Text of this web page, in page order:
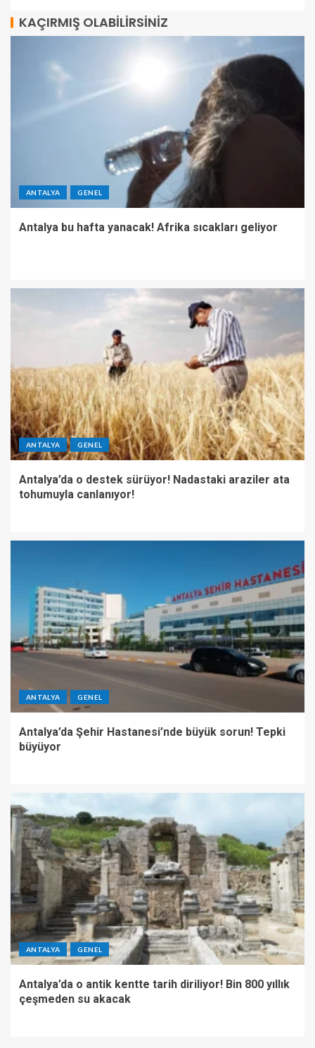
KAÇIRMIŞ OLABILIRSINIZ
ANTALYA GENEL
Antalya bu hafta yanacak! Afrika sıcakları geliyor
ANTALYA GENEL
Antalya’da o destek sürüyor! Nadastaki araziler ata
tohumuyla canlanıyor!
ANTALYA GENEL
Antalya’da Şehir Hastanesi’nde büyük sorun! Tepki
büyüyor
ANTALYA GENEL
Antalya’da o antik kentte tarih diriliyor! Bin 800 yıllık
çeşmeden su akacak